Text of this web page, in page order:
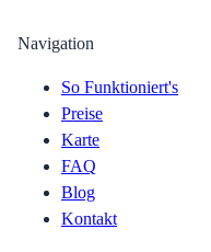
Navigation
So Funktioniert's
Preise
Karte
FAQ
Blog
Kontakt